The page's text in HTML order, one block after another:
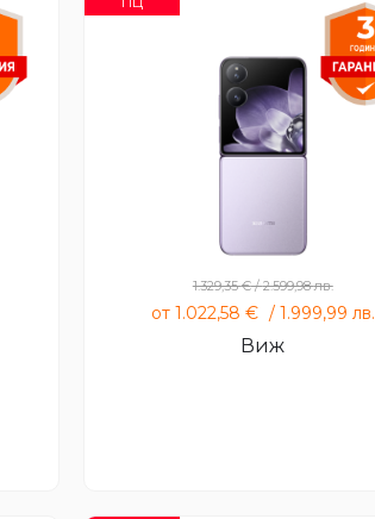
1.329,35€/2.599,98лв.
от 1.022,58 € / 1.999,99 лв.
Виж